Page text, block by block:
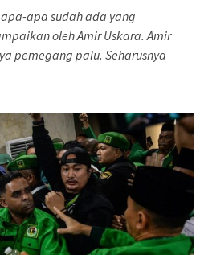
apa sudah ada yang
oleh Amir Uskara. Amir
pemegang palu. Seharusnya